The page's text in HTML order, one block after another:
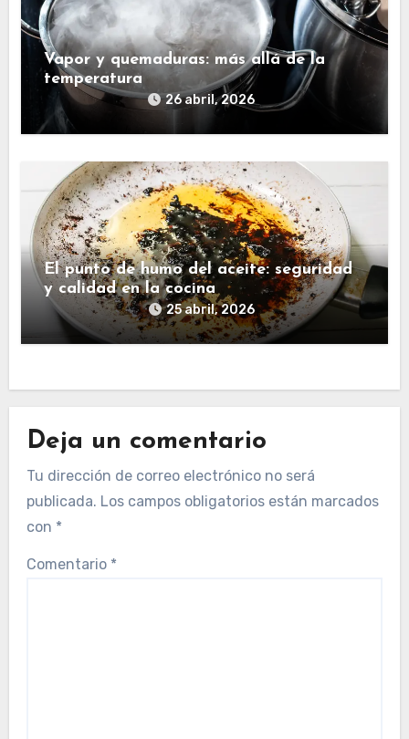
Vapor y quemaduras: más allá de la
temperatura
26 abril, 2026
El punto de humo del aceite: seguridad
y calidad en la cocina
25 abril, 2026
Deja un comentario
Tu dirección de correo electrónico no será
publicada. Los campos obligatorios están marcados
con *
Comentario *